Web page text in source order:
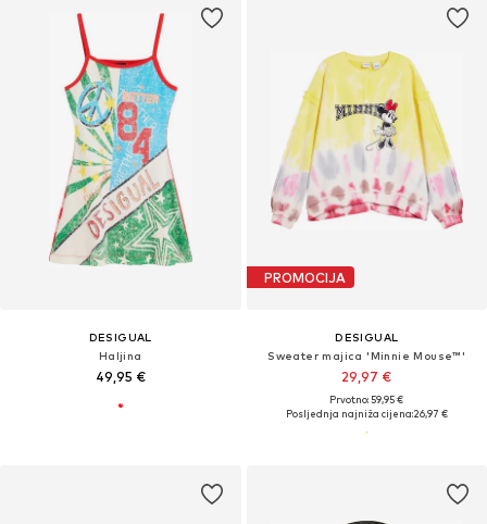
DESIGUAL
Haljina
49,95 €
PROMOCIJA
DESIGUAL
Sweater majica 'Minnie Mouse™'
29,97 €
Prvotno: 59,95 €
Posljednja najniža cijena:26,97 €